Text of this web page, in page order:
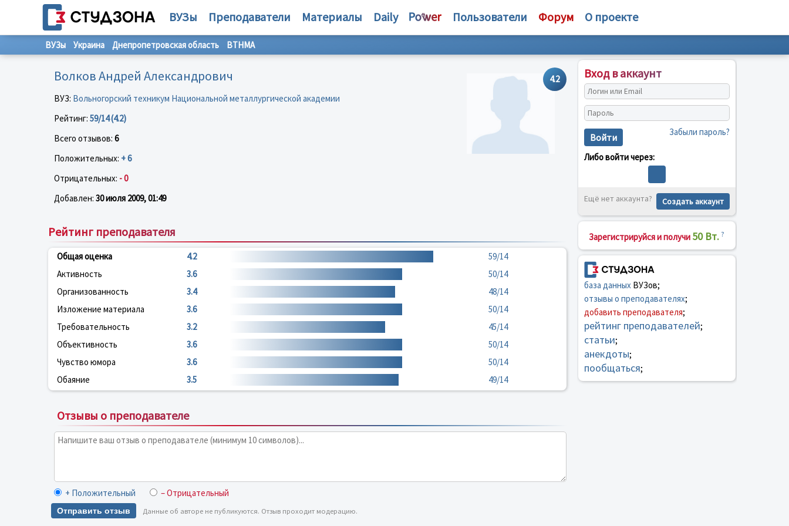
ВУЗы Преподаватели Материалы Daily Пользователи Форум О проекте
ВУЗы Украина Днепропетровская область ВТНМА
4.2
Волков Андрей Александрович
ВУЗ: Вольногорский техникум Национальной металлургической академии
Рейтинг: 59/14 (4.2)
Всего отзывов: 6
Положительных: + 6
Отрицательных: - 0
Добавлен: 30 июля 2009, 01:49
Рейтинг преподавателя
Общая оценка 4.2
59/14
Активность
3.6
50/14
Организованность
3.4
48/14
Изложение материала
3.6
50/14
Требовательность
3.2
45/14
Объективность
3.6
50/14
Чувство юмора
3.6
50/14
Обаяние
3.5 49/14
Отзывы о преподавателе
+ Положительный – Отрицательный
Отправить отзыв Данные об авторе не публикуются. Отзыв проходит модерацию.
Вход в аккаунт
Войти Забыли пароль?
Либо войти через:
Ещё нет аккаунта? Создать аккаунт
Зарегистрируйся и получи 50 Вт. ?
база данныхВУЗов;
отзывы о преподавателях;
добавить преподавателя;
рейтинг преподавателей;
статьи;
анекдоты;
пообщаться;